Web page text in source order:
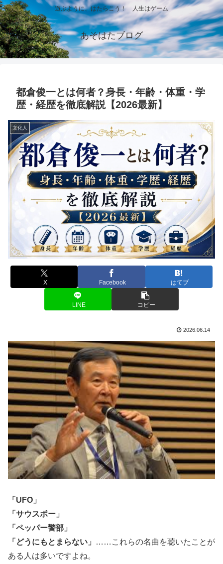
遊ぶように、はたらこう！ 人生はゲーム
あそはたブログ
都倉俊一とは何者？身長・年齢・体重・学
歴・経歴を徹底解説【2026最新】
文化人
X Facebook はてブ
LINE コピー
2026.06.14
「UFO」
「サウスポー」
「ペッパー警部」
「どうにもとまらない」
……これらの名曲を聴いたことが
ある人は多いですよね。